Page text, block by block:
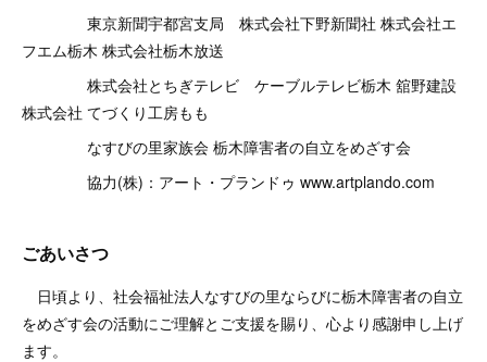
東京新聞宇都宮支局 株式会社下野新聞社 株式会社エ
フエム栃木 株式会社栃木放送
株式会社とちぎテレビ ケーブルテレビ栃木 舘野建設
株式会社 てづくり工房もも
なすびの里家族会 栃木障害者の自立をめざす会
協力(株)：アート・プランドゥ www.artplando.com
ごあいさつ
日頃より、社会福祉法人なすびの里ならびに栃木障害者の自立
をめざす会の活動にご理解とご支援を賜り、心より感謝申し上げ
ます。